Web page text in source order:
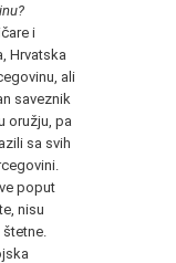
i
Hrvatska
ali
saveznik
oružju, pa
sa svih
poput
nisu